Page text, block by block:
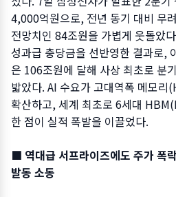
4,000억원으로, 전년 동기 대비 무
전망치인 84조원을 가볍게 웃돌았
성과급 충당금을 선반영한 결과로,
은 106조원에 달해 사상 최초로 분
밟았다. AI 수요가 고대역폭 메모리
확산하고, 세계 최초로 6세대
한 점이 실적 폭발을 이끌었다.
■ 역대급 서프라이즈에도 주가 폭
발동 소동